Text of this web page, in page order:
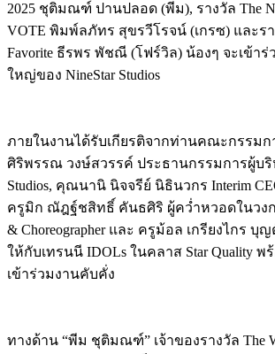
2025 ชุติมณฑ์ ปานปลอด (พีม), รางวัล The
VOTE พิมพ์ลภัทร สุขรวีโรจน์ (เกรซ) และราง
Favorite ธีรพร พัชณี (โฟร์วิล) น้องๆ จะเข้าร่
ใหญ่ของ NineStar Studios
ภายในงานได้รับเกียรติจากท่านคณะกรรม
ศิริพรรณ วงษ์สวรรค์ ประธานกรรมการผู้บริ
Studios, คุณนานิ นิจจรีย์ นิธินวกร Interim
ครูมิก ณัฎฐ์ชสิทธิ์ คันธศิริ ผู้คว่ำหวอดในวงกา
& Choreographer และ ครูม้อล เกรียงไกร
ให้กับเทรนนี IDOLs ในคลาส Star Quality
เข้าร่วมงานคับคั่ง
ทางด้าน “พีม ชุติมณฑ์” เจ้าของรางวัล The